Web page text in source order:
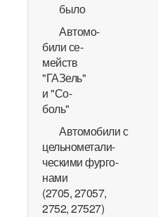
было
Автомо-
били се-
мейств
"ГАЗель"
и "Со-
боль"
Автомобили с
цельнометали-
ческими фурго-
нами
(2705, 27057,
2752, 27527)